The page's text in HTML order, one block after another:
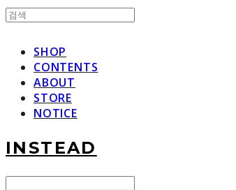
SHOP
CONTENTS
ABOUT
STORE
NOTICE
INSTEAD